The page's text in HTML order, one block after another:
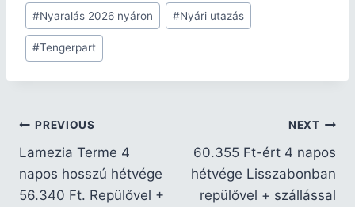
#Nyaralás 2026 nyáron #Nyári utazás
#Tengerpart
PREVIOUS
Lamezia Terme 4
napos hosszú hétvége
56.340 Ft. Repülővel +
NEXT
60.355 Ft-ért 4 napos
hétvége Lisszabonban
repülővel + szállással